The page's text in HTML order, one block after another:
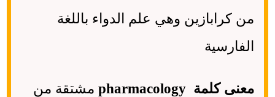
من كرابازين وهي علم الدواء باللغة
الفارسية
معنى كلمة pharmacology
مشتقة من